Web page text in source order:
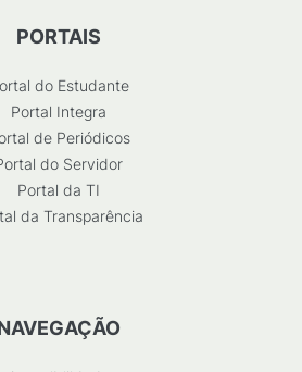
PORTAIS
do Estudante
Portal Integra
de Periódicos
do Servidor
Portal da TI
da Transparência